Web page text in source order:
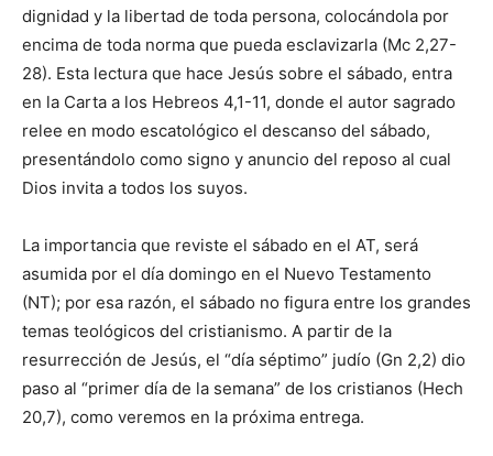
dignidad y la libertad de toda persona, colocándola por
encima de toda norma que pueda esclavizarla (Mc 2,27-
28). Esta lectura que hace Jesús sobre el sábado, entra
en la Carta a los Hebreos 4,1-11, donde el autor sagrado
relee en modo escatológico el descanso del sábado,
presentándolo como signo y anuncio del re­poso al cual
Dios invita a todos los suyos.
La importancia que reviste el sábado en el AT, será
asumida por el día domingo en el Nuevo Testamento
(NT); por esa razón, el sábado no figura entre los gran­des
temas teológicos del cristianismo. A partir de la
resurrección de Jesús, el “día séptimo” judío (Gn 2,2) dio
paso al “pri­mer día de la semana” de los cristianos (Hech
20,7), como veremos en la próxima entrega.